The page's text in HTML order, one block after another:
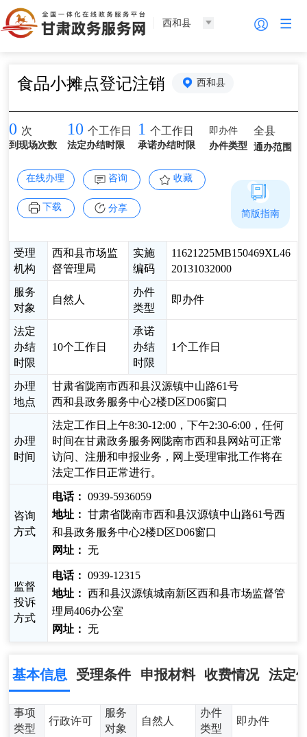
西和县
食品小摊点登记注销 西和县
0 次
到现场次数
10 个工作日
法定办结时限
1 个工作日
承诺办结时限
即办件
办件类型
全县
通办范围
在线办理 咨询 收藏
下载 分享
受理
机构
西和县市场监
督管理局
实施
编码
11621225MB150469XL46
20131032000
服务
对象
自然人
办件
类型
即办件
法定
办结
时限
10个工作日
承诺
办结
时限
1个工作日
办理
地点
甘肃省陇南市西和县汉源镇中山路61号
西和县政务服务中心2楼D区D06窗口
办理
时间
法定工作日上午8:30-12:00，下午2:30-6:00，任何
时间在甘肃政务服务网陇南市西和县网站可正常
访问、注册和申报业务，网上受理审批工作将在
法定工作日正常进行。
咨询
方式
电话： 0939-5936059
地址： 甘肃省陇南市西和县汉源镇中山路61号西
和县政务服务中心2楼D区D06窗口
网址： 无
监督
投诉
方式
电话： 0939-12315
地址： 西和县汉源镇城南新区西和县市场监督管
理局406办公室
网址： 无
简版指南
基本信息 受理条件 申报材料 收费情况 法定
事项
类型
行政许可
服务
对象
自然人
办件
类型
即办件